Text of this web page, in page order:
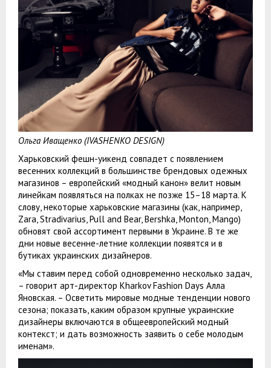
Ольга Иващенко (IVASHENKO DESIGN)
Харьковский фешн-уикенд совпадет с появлением
весенних коллекций в большинстве брендовых одежных
магазинов – европейский «модный канон» велит новым
линейкам появляться на полках не позже 15–18 марта. К
слову, некоторые харьковские магазины (как, например,
Zara, Stradivarius, Pull and Bear, Bershka, Monton, Mango)
обновят свой ассортимент первыми в Украине. В те же
дни новые весенне-летние коллекции появятся и в
бутиках украинских дизайнеров.
«Мы ставим перед собой одновременно несколько задач,
– говорит арт-директор Kharkov Fashion Days Алла
Яновская. – Осветить мировые модные тенденции нового
сезона; показать, каким образом крупные украинские
дизайнеры включаются в общеевропейский модный
контекст; и дать возможность заявить о себе молодым
именам».